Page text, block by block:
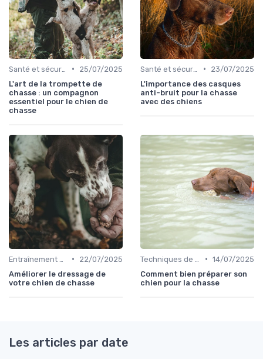
•
25/07/2025
L'art de la trompette de
chasse : un compagnon
essentiel pour le chien de
chasse
•
23/07/2025
L'importance des casques
anti-bruit pour la chasse
avec des chiens
•
22/07/2025
Améliorer le dressage de
votre chien de chasse
• 14/07/2025
Comment bien préparer son
chien pour la chasse
Les articles par date